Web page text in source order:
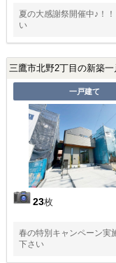
夏の大感謝祭開催中♪！
い
三鷹市北野2丁目の新築一
一戸建て
23枚
春の特別キャンペーン実
下さい